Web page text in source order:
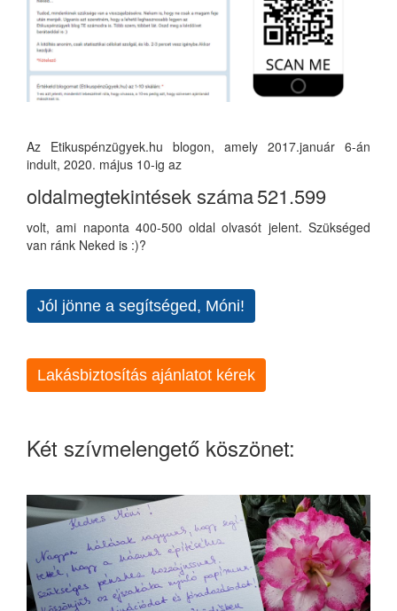
Az Etikuspénzügyek.hu blogon, amely 2017.január 6-án
indult, 2020. május 10-ig az
oldalmegtekintések száma521.599
volt, ami naponta 400-500 oldal olvasót jelent. Szükséged
van ránk Neked is :)?
Jól jönne a segítséged, Móni!
Lakásbiztosítás ajánlatot kérek
Két szívmelengető köszönet: